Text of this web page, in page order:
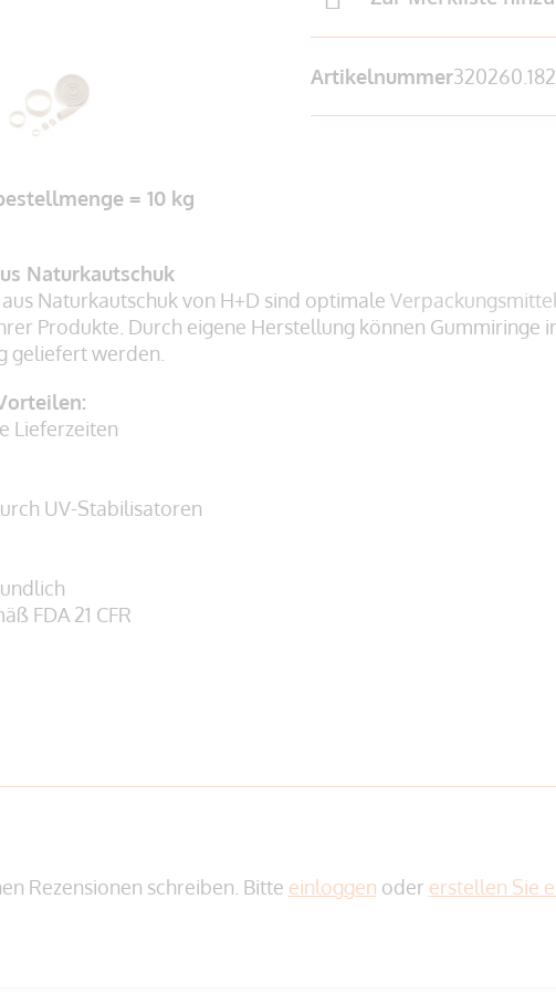
Artikelnummer320260.182
= 10 kg
Naturkautschuk
Naturkautschuk von H+D sind optimale Verpackungsmittel
Produkte. Durch eigene Herstellung können Gummiringe
geliefert werden.
Lieferzeiten
UV-Stabilisatoren
FDA 21 CFR
Rezensionen schreiben. Bitte einloggen oder erstellen Sie